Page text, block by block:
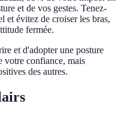
et de vos gestes. Tenez-
et évitez de croiser les bras,
fermée.
et d'adopter une posture
votre confiance, mais
des autres.